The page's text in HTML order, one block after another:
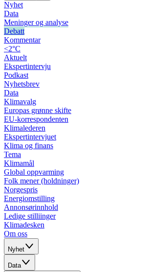
Nyhet
Data
Meninger og analyse
Debatt
Kommentar
<2°C
Aktuelt
Ekspertintervju
Podkast
Nyhetsbrev
Data
Klimavalg
Europas grønne skifte
EU-korrespondenten
Klimalederen
Ekspertintervjuet
Klima og finans
Tema
Klimamål
Global oppvarming
Folk mener (holdninger)
Norgespris
Energiomstilling
Annonsørinnhold
Ledige stilliinger
Klimadesken
Om oss
Nyhet
Data